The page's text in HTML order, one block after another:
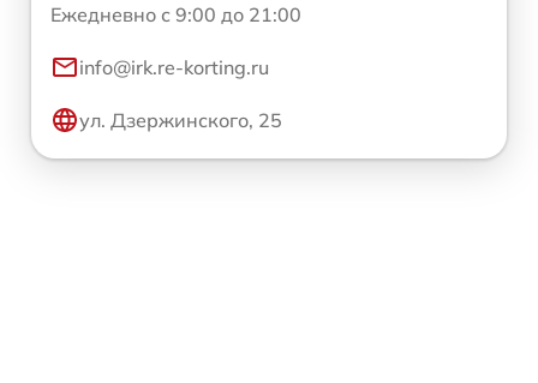
Ежедневно с 9:00 до 21:00
info@irk.re-korting.ru
ул. Дзержинского, 25